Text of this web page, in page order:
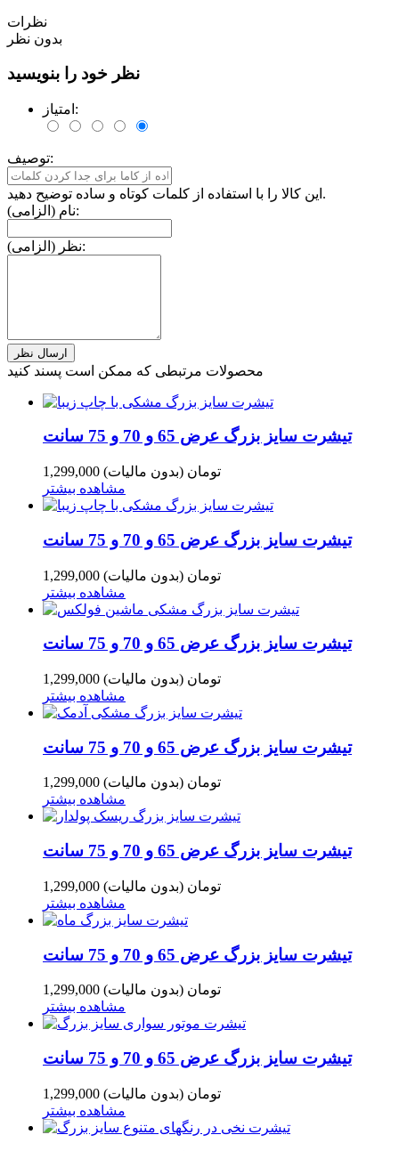
نظرات
بدون نظر
نظر خود را بنویسید
امتیاز:
توصیف:
این کالا را با استفاده از کلمات کوتاه و ساده توضیح دهید.
نام (الزامی):
نظر (الزامی):
محصولات مرتبطی که ممکن است پسند کنید
تیشرت سایز بزرگ عرض 65 و 70 و 75 سانت
1,299,000 تومان (بدون مالیات)
مشاهده بیشتر
تیشرت سایز بزرگ عرض 65 و 70 و 75 سانت
1,299,000 تومان (بدون مالیات)
مشاهده بیشتر
تیشرت سایز بزرگ عرض 65 و 70 و 75 سانت
1,299,000 تومان (بدون مالیات)
مشاهده بیشتر
تیشرت سایز بزرگ عرض 65 و 70 و 75 سانت
1,299,000 تومان (بدون مالیات)
مشاهده بیشتر
تیشرت سایز بزرگ عرض 65 و 70 و 75 سانت
1,299,000 تومان (بدون مالیات)
مشاهده بیشتر
تیشرت سایز بزرگ عرض 65 و 70 و 75 سانت
1,299,000 تومان (بدون مالیات)
مشاهده بیشتر
تیشرت سایز بزرگ عرض 65 و 70 و 75 سانت
1,299,000 تومان (بدون مالیات)
مشاهده بیشتر